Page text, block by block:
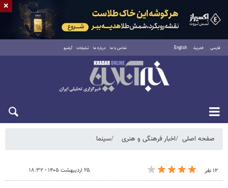
فارسی العربية English تماس با ما درباره ما تبلیغات آرشیو
شنبه ۱۷ مرداد ۱۴۰۵
صفحه اصلی اخبار فرهنگی و هنری سینما
۱۲ نفر ۲۵ اردیبهشت ۱۴۰۵ - ۱۸:۳۲
×